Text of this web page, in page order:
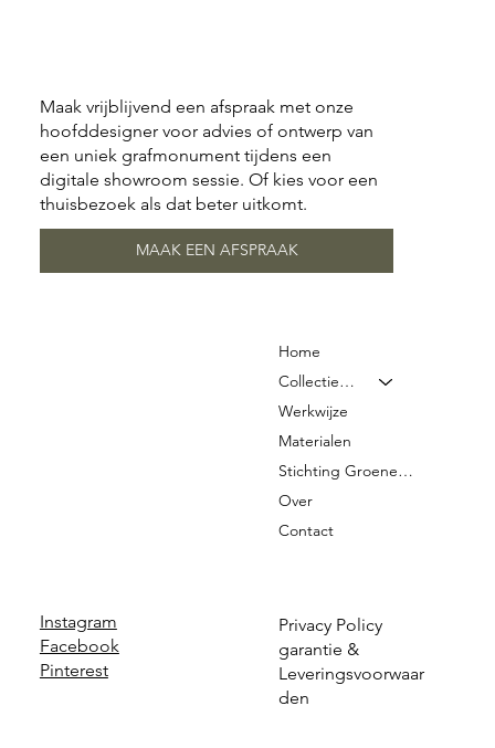
Instagram
Facebook
Pinterest
Privacy Policy
garantie &
Leveringsvoorwaar
den
Home
Collectie & Prijzen
Werkwijze
Materialen
Stichting Groene Graven
Over
Contact
Maak vrijblijvend een afspraak met onze
hoofddesigner voor advies of ontwerp van
een uniek grafmonument tijdens een
digitale showroom sessie. Of kies voor een
thuisbezoek als dat beter uitkomt.
MAAK EEN AFSPRAAK